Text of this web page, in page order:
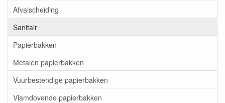
Afvalscheiding
Sanitair
Papierbakken
Metalen papierbakken
Vuurbestendige papierbakken
Vlamdovende papierbakken